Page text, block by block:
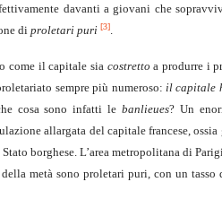
davanti a giovani che
di proletari puri [3]
come il capitale sia costretto a produrre i
sempre più numeroso: il capitale
cosa sono infatti le banlieues? Un
allargata del capitale francese,
borghese. L’area metropolitana di
della metà sono proletari puri, con un